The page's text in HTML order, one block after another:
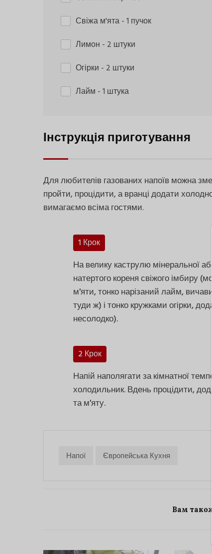
Свіжа м'ята- 1 пучок
Лимон - 2 штуки
Огірки - 2 штуки
Лайм - 1 штука
Інструкція приготування
Для любителів газованих напоїв можна
пройти, процідити, а вранці додати
вимагаємо всіма гостями.
1 Крок
На велику каструлю мінеральної
натертого кореня свіжого імбиру
м'яти, тонко нарізаний лайм,
туди ж) і тонко кружками огірки,
несолодко).
2 Крок
Напій наполягати за кімнатної
холодильник. Вдень процідити,
та м'яту.
Напої Європейська Кухня
Вам